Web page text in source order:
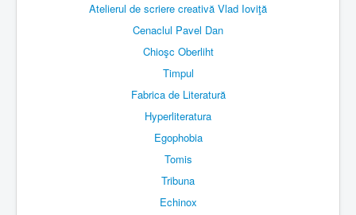
Atelierul de scriere creativă Vlad Ioviţă
Cenaclul Pavel Dan
Chioşc Oberliht
Timpul
Fabrica de Literatură
Hyperliteratura
Egophobia
Tomis
Tribuna
Echinox